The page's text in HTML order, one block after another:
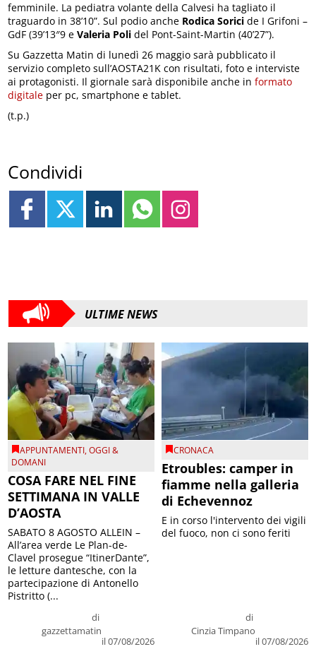
femminile. La pediatra volante della Calvesi ha tagliato il
traguardo in 38’10”. Sul podio anche Rodica Sorici de I Grifoni –
GdF (39’13″9 eValeria Poli del Pont-Saint-Martin (40’27”).
Su Gazzetta Matin di lunedì 26 maggio sarà pubblicato il
servizio completo sull’AOSTA21K con risultati, foto e interviste
ai protagonisti. Il giornale sarà disponibile anche informato
digitale per pc, smartphone e tablet.
(t.p.)
Condividi
ULTIME NEWS
APPUNTAMENTI,OGGI &
DOMANI
COSA FARE NEL FINE
SETTIMANA IN VALLE
D’AOSTA
di
gazzettamatin
il 07/08/2026
SABATO 8 AGOSTO ALLEIN –
All’area verde Le Plan-de-
Clavel prosegue “ItinerDante”,
le letture dantesche, con la
partecipazione di Antonello
Pistritto (...
CRONACA
Etroubles: camper in
fiamme nella galleria
di Echevennoz
di
Cinzia Timpano
il 07/08/2026
E in corso l'intervento dei vigili
del fuoco, non ci sono feriti